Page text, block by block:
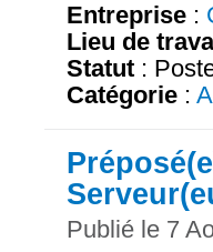
Entreprise :
Lieu de
Statut :
Catégorie :
Publié le 7